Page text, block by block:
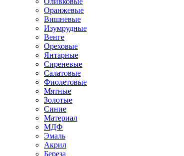
Оранжевые
Вишневые
Изумрудные
Венге
Ореховые
Янтарные
Сиреневые
Салатовые
Фиолетовые
Мятные
Золотые
Синие
Материал
МДФ
Эмаль
Акрил
Береза